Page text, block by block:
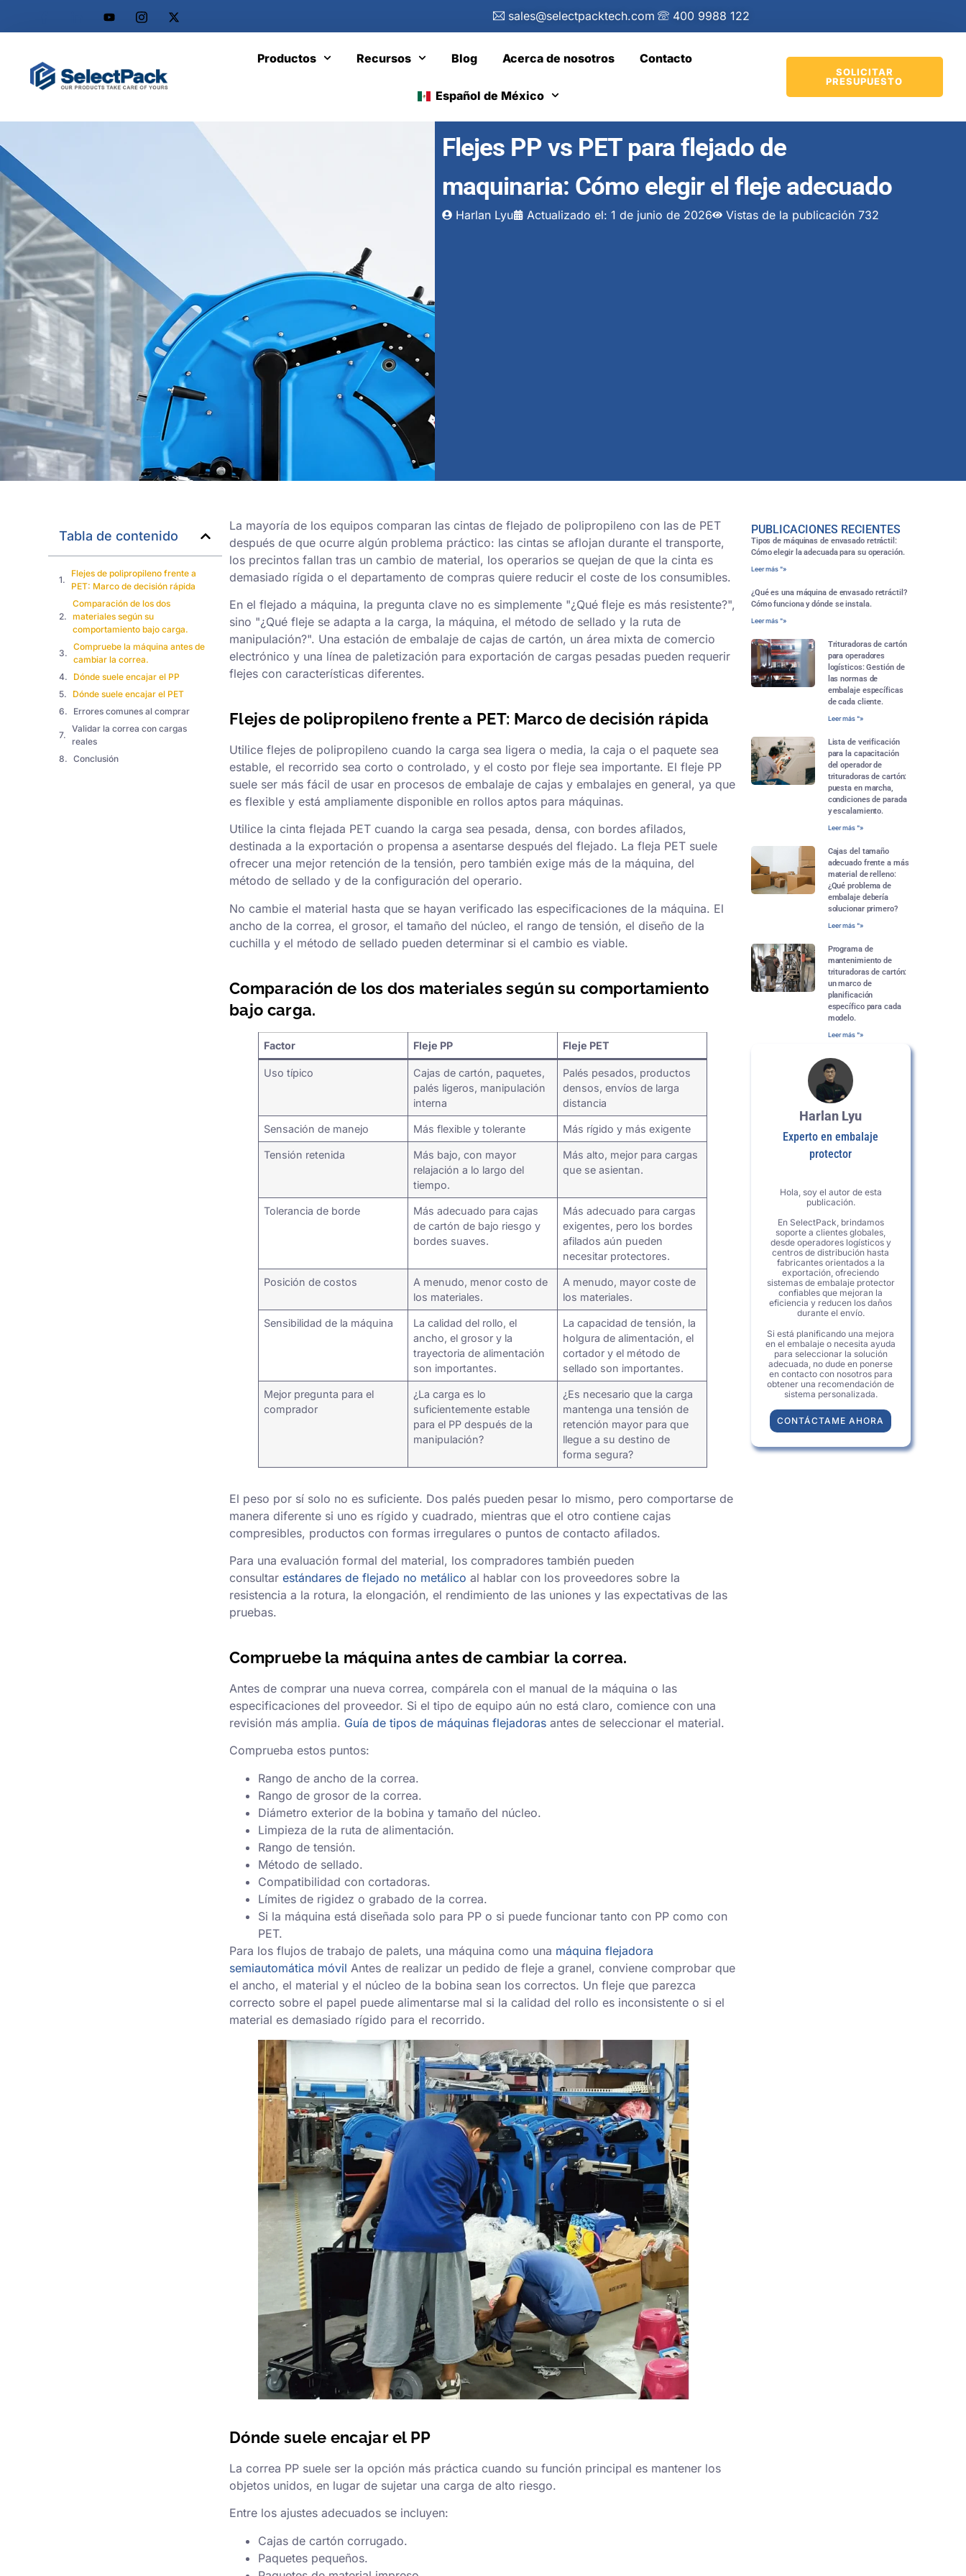
sales@selectpacktech.com 400 9988 122
Productos Recursos Blog Acerca de nosotros Contacto
Español de México
SOLICITAR
PRESUPUESTO
Flejes PP vs PET para flejado de
maquinaria: Cómo elegir el fleje adecuado
Harlan Lyu Actualizado el: 1 de junio de 2026 Vistas de la publicación 732
Tabla de contenido
Flejes de polipropileno frente a
PET: Marco de decisión rápida
Comparación de los dos
materiales según su
comportamiento bajo carga.
Compruebe la máquina antes de
cambiar la correa.
Dónde suele encajar el PP
Dónde suele encajar el PET
Errores comunes al comprar
Validar la correa con cargas
reales
Conclusión
La mayoría de los equipos comparan las cintas de flejado de polipropileno con las de PET
después de que ocurre algún problema práctico: las cintas se aflojan durante el transporte,
los precintos fallan tras un cambio de material, los operarios se quejan de que la cinta es
demasiado rígida o el departamento de compras quiere reducir el coste de los consumibles.
En el flejado a máquina, la pregunta clave no es simplemente "¿Qué fleje es más resistente?",
sino "¿Qué fleje se adapta a la carga, la máquina, el método de sellado y la ruta de
manipulación?". Una estación de embalaje de cajas de cartón, un área mixta de comercio
electrónico y una línea de paletización para exportación de cargas pesadas pueden requerir
flejes con características diferentes.
Flejes de polipropileno frente a PET: Marco de decisión rápida
Utilice flejes de polipropileno cuando la carga sea ligera o media, la caja o el paquete sea
estable, el recorrido sea corto o controlado, y el costo por fleje sea importante. El fleje PP
suele ser más fácil de usar en procesos de embalaje de cajas y embalajes en general, ya que
es flexible y está ampliamente disponible en rollos aptos para máquinas.
Utilice la cinta flejada PET cuando la carga sea pesada, densa, con bordes afilados,
destinada a la exportación o propensa a asentarse después del flejado. La fleja PET suele
ofrecer una mejor retención de la tensión, pero también exige más de la máquina, del
método de sellado y de la configuración del operario.
No cambie el material hasta que se hayan verificado las especificaciones de la máquina. El
ancho de la correa, el grosor, el tamaño del núcleo, el rango de tensión, el diseño de la
cuchilla y el método de sellado pueden determinar si el cambio es viable.
Comparación de los dos materiales según su comportamiento
bajo carga.
Factor Fleje PP Fleje PET
Uso típico
Cajas de cartón, paquetes,
palés ligeros, manipulación
interna
Palés pesados, productos
densos, envíos de larga
distancia
Sensación de manejo Más flexible y tolerante Más rígido y más exigente
Tensión retenida
Más bajo, con mayor
relajación a lo largo del
tiempo.
Más alto, mejor para cargas
que se asientan.
Tolerancia de borde
Más adecuado para cajas
de cartón de bajo riesgo y
bordes suaves.
Más adecuado para cargas
exigentes, pero los bordes
afilados aún pueden
necesitar protectores.
Posición de costos
A menudo, menor costo de
los materiales.
A menudo, mayor coste de
los materiales.
Sensibilidad de la máquina
La calidad del rollo, el
ancho, el grosor y la
trayectoria de alimentación
son importantes.
La capacidad de tensión, la
holgura de alimentación, el
cortador y el método de
sellado son importantes.
Mejor pregunta para el
comprador
¿La carga es lo
suficientemente estable
para el PP después de la
manipulación?
¿Es necesario que la carga
mantenga una tensión de
retención mayor para que
llegue a su destino de
forma segura?
El peso por sí solo no es suficiente. Dos palés pueden pesar lo mismo, pero comportarse de
manera diferente si uno es rígido y cuadrado, mientras que el otro contiene cajas
compresibles, productos con formas irregulares o puntos de contacto afilados.
Para una evaluación formal del material, los compradores también pueden
consultarestándares de flejado no metálico al hablar con los proveedores sobre la
resistencia a la rotura, la elongación, el rendimiento de las uniones y las expectativas de las
pruebas.
Compruebe la máquina antes de cambiar la correa.
Antes de comprar una nueva correa, compárela con el manual de la máquina o las
especificaciones del proveedor. Si el tipo de equipo aún no está claro, comience con una
revisión más amplia. Guía de tipos de máquinas flejadoras antes de seleccionar el material.
Comprueba estos puntos:
Rango de ancho de la correa.
Rango de grosor de la correa.
Diámetro exterior de la bobina y tamaño del núcleo.
Limpieza de la ruta de alimentación.
Rango de tensión.
Método de sellado.
Compatibilidad con cortadoras.
Límites de rigidez o grabado de la correa.
Si la máquina está diseñada solo para PP o si puede funcionar tanto con PP como con
PET.
Para los flujos de trabajo de palets, una máquina como una máquina flejadora
semiautomática móvil Antes de realizar un pedido de fleje a granel, conviene comprobar que
el ancho, el material y el núcleo de la bobina sean los correctos. Un fleje que parezca
correcto sobre el papel puede alimentarse mal si la calidad del rollo es inconsistente o si el
material es demasiado rígido para el recorrido.
Dónde suele encajar el PP
La correa PP suele ser la opción más práctica cuando su función principal es mantener los
objetos unidos, en lugar de sujetar una carga de alto riesgo.
Entre los ajustes adecuados se incluyen:
Cajas de cartón corrugado.
Paquetes pequeños.
PUBLICACIONES RECIENTES
Tipos de máquinas de envasado retráctil:
Cómo elegir la adecuada para su operación.
Leer más "»
¿Qué es una máquina de envasado retráctil?
Cómo funciona y dónde se instala.
Leer más "»
Trituradoras de cartón
para operadores
logísticos: Gestión de
las normas de
embalaje específicas
de cada cliente.
Leer más "»
Lista de verificación
para la capacitación
del operador de
trituradoras de cartón:
puesta en marcha,
condiciones de parada
y escalamiento.
Leer más "»
Cajas del tamaño
adecuado frente a más
material de relleno:
¿Qué problema de
embalaje debería
solucionar primero?
Leer más "»
Programa de
mantenimiento de
trituradoras de cartón:
un marco de
planificación
específico para cada
modelo.
Leer más "»
Harlan Lyu
Experto en embalaje
protector
Hola, soy el autor de esta
publicación.
En SelectPack, brindamos
soporte a clientes globales,
desde operadores logísticos y
centros de distribución hasta
fabricantes orientados a la
exportación, ofreciendo
sistemas de embalaje protector
confiables que mejoran la
eficiencia y reducen los daños
durante el envío.
Si está planificando una mejora
en el embalaje o necesita ayuda
para seleccionar la solución
adecuada, no dude en ponerse
en contacto con nosotros para
obtener una recomendación de
sistema personalizada.
CONTÁCTAME AHORA